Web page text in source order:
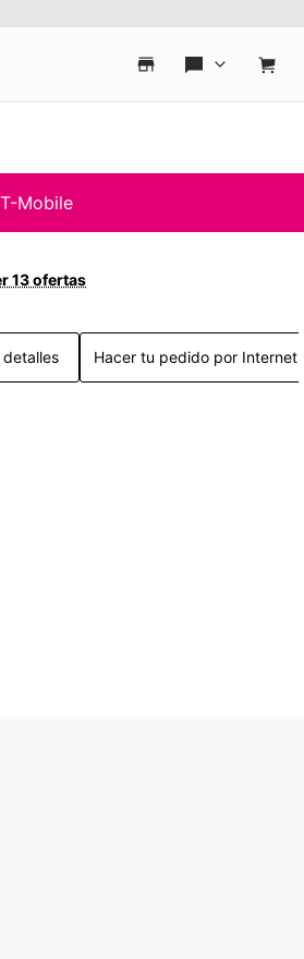
Mobile
13 ofertas
detalles Hacer tu pedido por Internet >